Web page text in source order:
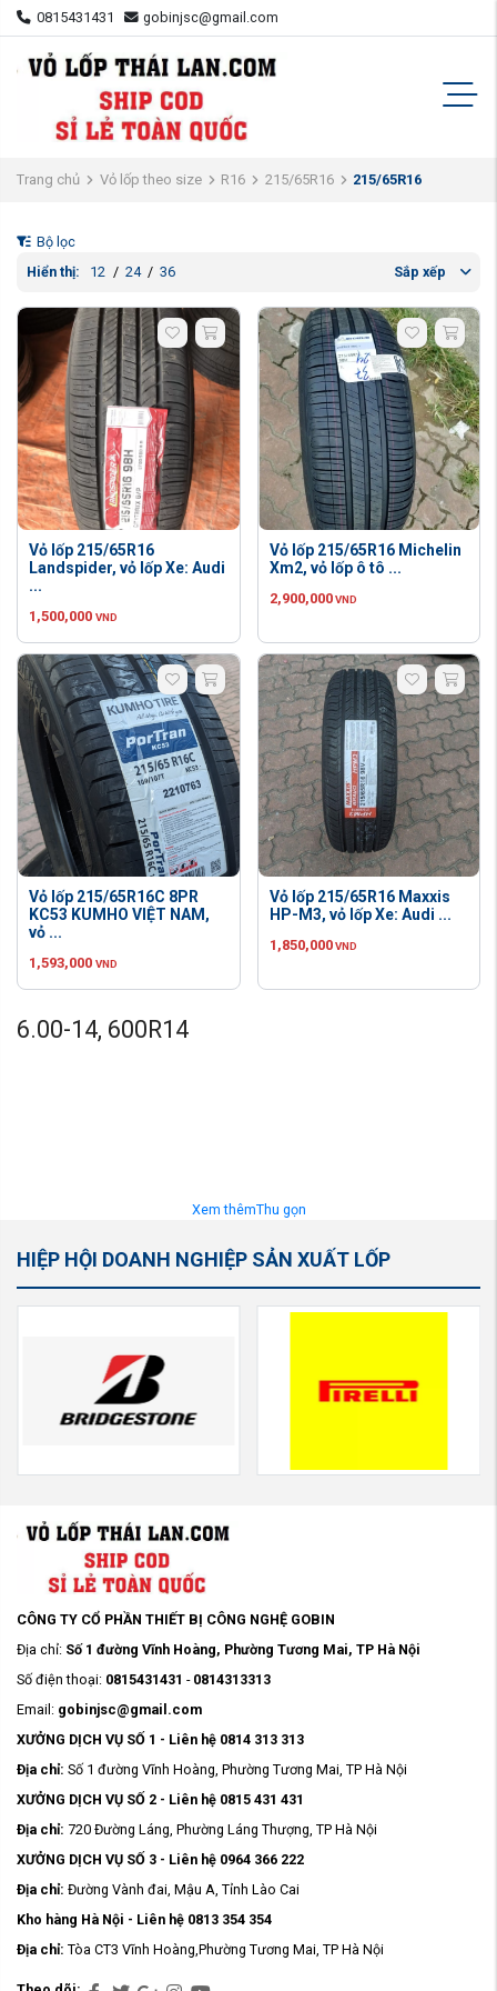
0815431431 gobinjsc@gmail.com
Trang chủ Vỏ lốp theo size R16 215/65R16 215/65R16
Bộ lọc
Hiển thị:
12 / 24 / 36 Sắp xếp
Vỏ lốp 215/65R16
Landspider, vỏ lốp Xe: Audi
...
1,500,000 VND
Vỏ lốp 215/65R16 Michelin
Xm2, vỏ lốp ô tô ...
2,900,000 VND
Vỏ lốp 215/65R16C 8PR
KC53 KUMHO VIỆT NAM,
vỏ ...
1,593,000 VND
Vỏ lốp 215/65R16 Maxxis
HP-M3, vỏ lốp Xe: Audi ...
1,850,000 VND
6.00-14, 600R14
Xem thêmThu gọn
HIỆP HỘI DOANH NGHIỆP SẢN XUẤT LỐP
CÔNG TY CỔ PHẦN THIẾT BỊ CÔNG NGHỆ GOBIN
Địa chỉ: Số 1 đường Vĩnh Hoàng, Phường Tương Mai, TP Hà Nội
Số điện thoại: 0815431431 - 0814313313
Email: gobinjsc@gmail.com
XƯỞNG DỊCH VỤ SỐ 1 - Liên hệ 0814 313 313
Địa chỉ: Số 1 đường Vĩnh Hoàng, Phường Tương Mai, TP Hà Nội
XƯỞNG DỊCH VỤ SỐ 2 - Liên hệ 0815 431 431
Địa chỉ: 720 Đường Láng, Phường Láng Thượng, TP Hà Nội
XƯỞNG DỊCH VỤ SỐ 3 - Liên hệ 0964 366 222
Địa chỉ: Đường Vành đai, Mậu A, Tỉnh Lào Cai
Kho hàng Hà Nội - Liên hệ 0813 354 354
Địa chỉ: Tòa CT3 Vĩnh Hoàng,Phường Tương Mai, TP Hà Nội